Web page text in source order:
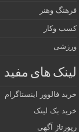
فرهنگ وهنر
کسب وکار
ورزشی
لینک های مفید
خرید فالوور اینستاگرام
خرید بک لینک
رپورتاژ آگهی